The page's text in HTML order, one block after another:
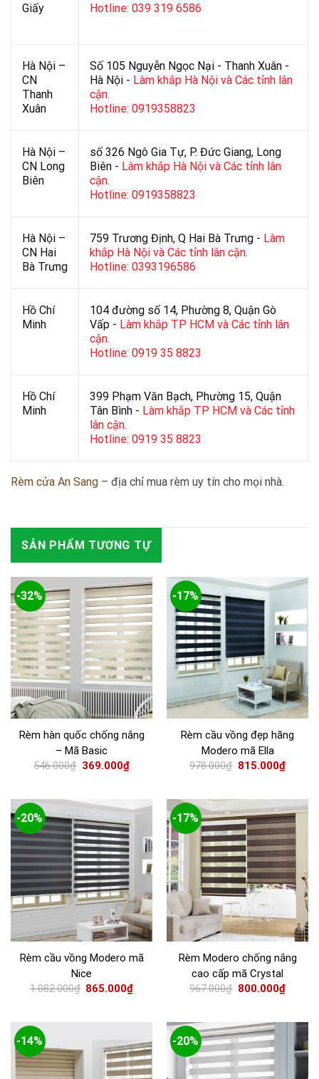
Giấy
Hotline: 039 319 6586
Hà Nội –
CN
Thanh
Xuân
Số 105 Nguyễn Ngọc Nại - Thanh Xuân -
Hà Nội - Làm khắp Hà Nội và Các tỉnh lân
cận.
Hotline: 0919358823
Hà Nội –
CN Long
Biên
số 326 Ngô Gia Tự, P. Đức Giang, Long
Biên - Làm khắp Hà Nội và Các tỉnh lân
cận.
Hotline: 0919358823
Hà Nội –
CN Hai
Bà Trưng
759 Trương Định, Q Hai Bà Trưng - Làm
khắp Hà Nội và Các tỉnh lân cận.
Hotline: 0393196586
Hồ Chí
Minh
104 đường số 14, Phường 8, Quận Gò
Vấp - Làm khắp TP HCM và Các tỉnh lân
cận.
Hotline: 0919 35 8823
Hồ Chí
Minh
399 Phạm Văn Bạch, Phường 15, Quận
Tân Bình - Làm khắp TP HCM và Các tỉnh
lân cận.
Hotline: 0919 35 8823
Rèm cửa An Sang – địa chỉ mua rèm uy tín cho mọi nhà.
SẢN PHẨM TƯƠNG TỰ
-32%
Rèm hàn quốc chống nắng
– Mã Basic
546.000₫ 369.000₫
-17%
Rèm cầu vồng đẹp hãng
Modero mã Ella
978.000₫ 815.000₫
-20%
Rèm cầu vồng Modero mã
Nice
1.082.000₫ 865.000₫
-17%
Rèm Modero chống nắng
cao cấp mã Crystal
967.000₫ 800.000₫
-14% -20%